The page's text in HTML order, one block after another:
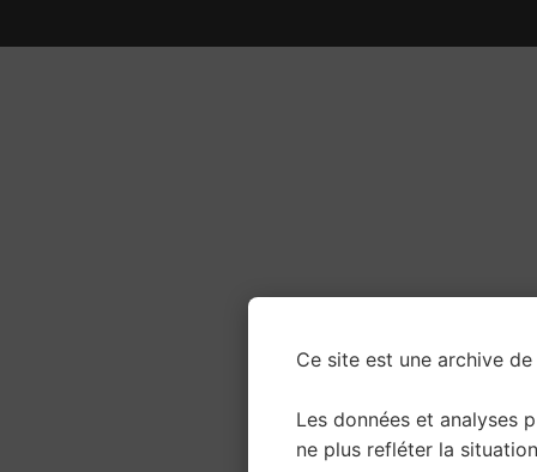
Ce site est une archive
Les données et analyses
ne plus refléter la